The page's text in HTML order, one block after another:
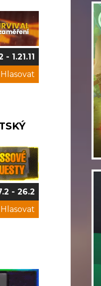
- 1.21.11
Hlasovat
- 26.2
Hlasovat